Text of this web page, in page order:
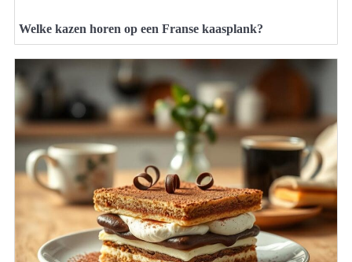
Welke kazen horen op een Franse kaasplank?